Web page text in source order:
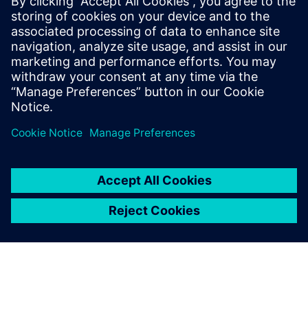
поліпшена безпека
зниження експлуатаційних витрат
самонавчання
покращений комплаєнс